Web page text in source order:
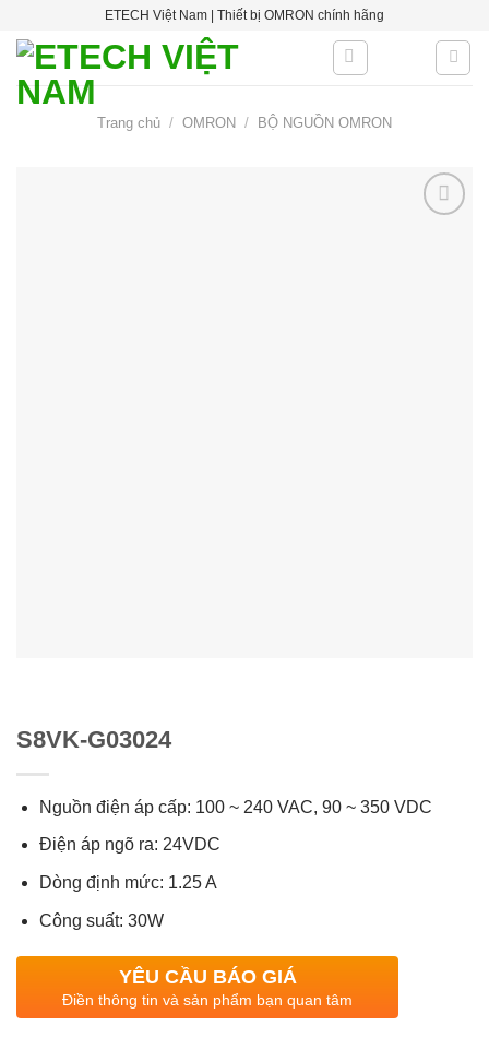
content
ETECH Việt Nam | Thiết bị OMRON chính hãng
Trang chủ / OMRON / BỘ NGUỒN OMRON
S8VK-G03024
Nguồn điện áp cấp: 100 ~ 240 VAC, 90 ~ 350 VDC
Điện áp ngõ ra: 24VDC
Dòng định mức: 1.25 A
Công suất: 30W
YÊU CẦU BÁO GIÁ
Điền thông tin và sản phẩm bạn quan tâm